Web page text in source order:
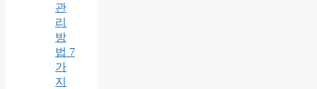
관
리
방
법 7
가
지